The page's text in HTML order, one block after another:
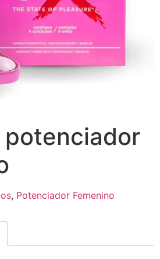
potenciador
, Potenciador Femenino